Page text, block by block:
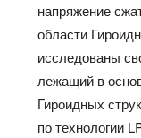
напряжение
области
исследованы
лежащий в
Гироидных
по технологии